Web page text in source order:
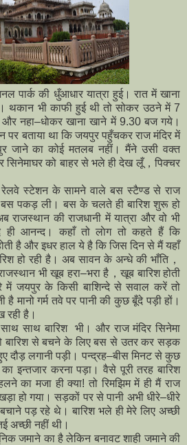
पार्क की धुँआधार यात्रा हुई। रात में खाना
भी काफी हुई थी तो सोकर उठने में 7
नहा–धाेकर खाना खाने में 9.30 बज गये।
पर बताया था कि जयपुर पहुँचकर राज मंदिर में
जाने का कोई मतलब नहीं। मैंने उसी वक्त
सिनेमाघर को बाहर से भले ही देख लूँ，पिक्चर
स्टेशन के सामने वाले बस स्टैण्ड से राज
बस पकड़ ली। बस के चलते ही बारिश शुरू हो
राजस्थान की राजधानी में यात्रा और वो भी
ही आनन्द। कहाँ तो लाेग तो कहते हैं कि
है और इधर हाल ये है कि जिस दिन से मैं यहाँ
हो रही है। अब सावन के अन्धे की भाँति，
भी खूब हरा–भरा है，खूब बारिश होती
में जयपुर के किसी बाशिन्दे से सवाल करें तो
मानो गर्म तवे पर पानी की कुछ बूँदे पड़ी हों।
रही है।
साथ बारिशभी। और राज मंदिर सिनेमा
बारिश से बचने के लिए बस से उतर कर सड़क
दौड़ लगानी पड़ी। पन्द्रह–बीस मिनट से कुछ
इन्तजार करना पड़ा। वैसे पूरी तरह बारिश
का मजा ही क्याǃ तो रिमझिम में ही मैं राज
हो गया। सड़कों पर से पानी अभी धीरे–धीरे
पड़ रहे थे। बारिश भले ही मेरे लिए अच्छी
अच्छी नहीं थी।
जमाने का है लेकिन बनावट शाही जमाने की